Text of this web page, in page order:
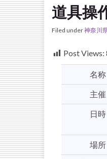
道具操
Filed under神奈川
Post Views:
名称
主催
日時
場所